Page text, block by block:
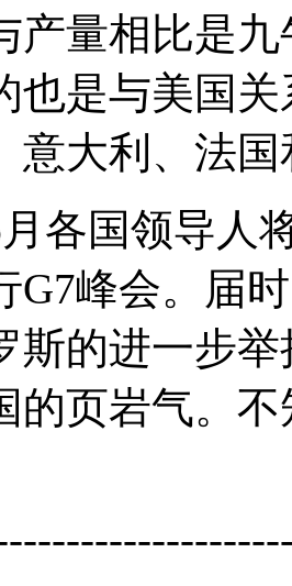
产量相比是
也是与美国
意大利、法
国领导人将
G7峰会。届
斯的进一步
的页岩气。